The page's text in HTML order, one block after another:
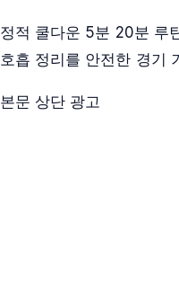
정적 쿨다운 5분 20분 루
호흡 정리를 안전한 경기
본문 상단 광고